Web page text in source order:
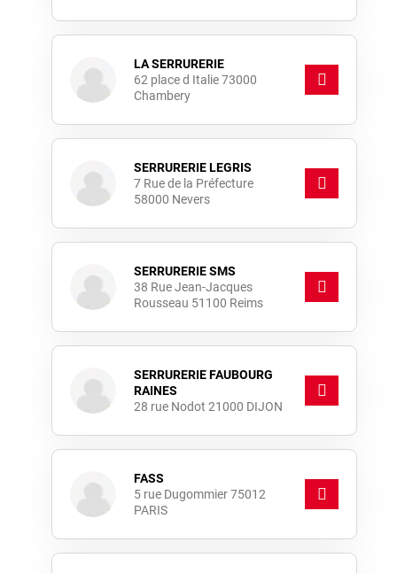
LA SERRURERIE
62 place d Italie 73000
Chambery
SERRURERIE LEGRIS
7 Rue de la Préfecture
58000 Nevers
SERRURERIE SMS
38 Rue Jean-Jacques
Rousseau 51100 Reims
SERRURERIE FAUBOURG
RAINES
28 rue Nodot 21000 DIJON
FASS
5 rue Dugommier 75012
PARIS